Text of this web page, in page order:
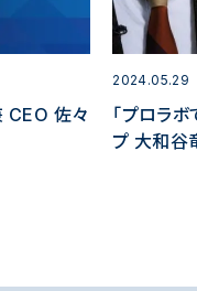
CEO 佐々
2024.05.29
「プロラ
プ 大和谷